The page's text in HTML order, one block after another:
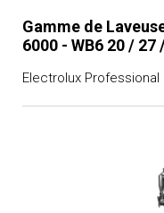
Gamme de
6000 - WB6 20 /
Electrolux Professional